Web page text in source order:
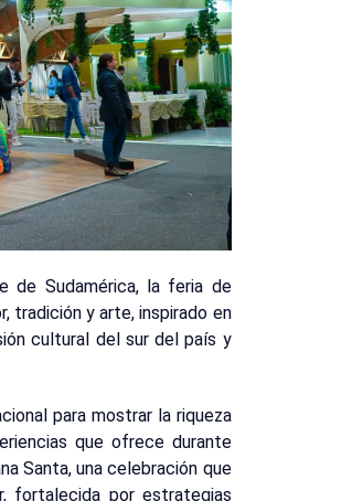
de Sudamérica, la feria de
tradición y arte, inspirado en
cultural del sur del país y
para mostrar la riqueza
que ofrece durante
Santa, una celebración que
fortalecida por estrategias